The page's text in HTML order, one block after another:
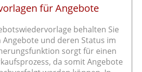
für Angebote
behalten Sie
und deren Status im
sorgt für einen
da somit Angebote